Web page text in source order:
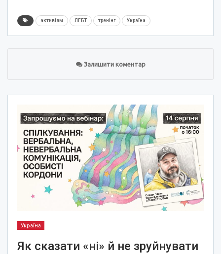
активізм ЛГБТ тренінг Україна
Залишити коментар
Україна
Як сказати «ні» й не зруйнувати